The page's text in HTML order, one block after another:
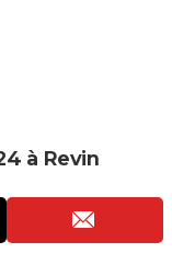
à Revin